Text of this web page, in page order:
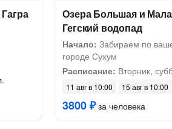
Озера Большая и
Гегский водопад
Начало: Забираем по
городе Сухум
Расписание: Вторник,
11 авг в 10:00 15 авг в 10:00
3800 ₽за человека